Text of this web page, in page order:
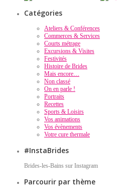
Catégories
Ateliers & Conférences
Commerces & Services
Courts métrage
Excursions & Visites
Festivités
Histoire de Brides
Mais encore…
Non classé
On en parle !
Portraits
Recettes
Sports & Loisirs
Vos animations
Vos évènements
Votre cure thermale
#InstaBrides
Brides-les-Bains sur Instagram
Parcourir par thème